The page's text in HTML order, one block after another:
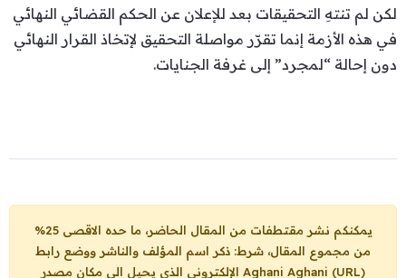
لكن لم تنتهِ التحقيقات بعد للإعلان عن الحكم القضائي النهائي
في هذه الأزمة إنما تقرّر مواصلة التحقيق لإتخاذ القرار النهائي
دون إحالة “لمجرد” إلى غرفة الجنايات.
يمكنكم نشر مقتطفات من المقال الحاضر، ما حده الاقصى 25%
من مجموع المقال، شرط: ذكر اسم المؤلف والناشر ووضع رابط
Aghani Aghani (URL) الإلكتروني الذي يحيل الى مكان مصدر